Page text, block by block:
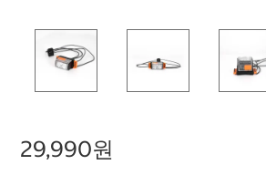
29,990원